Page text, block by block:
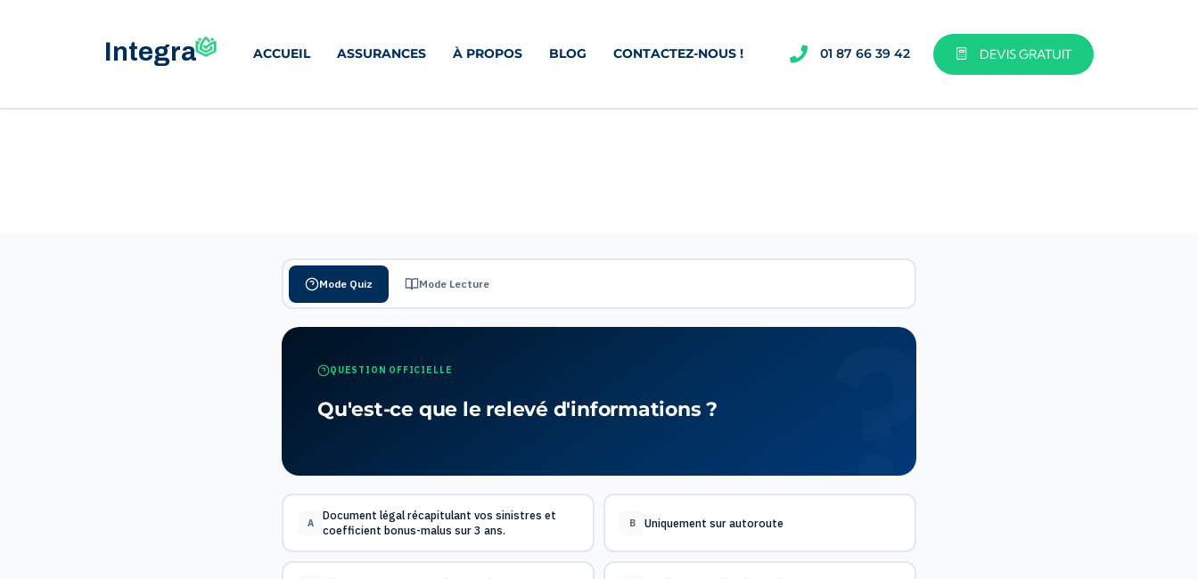
ACCUEIL ASSURANCES À PROPOS BLOG CONTACTEZ-NOUS ! 01 87 66 39 42 DEVIS GRATUIT
Mode Quiz Mode Lecture
QUESTION OFFICIELLE
Qu'est-ce que le relevé d'informations ?
A
Document légal récapitulant vos sinistres et
coefficient bonus-malus sur 3 ans.
B Uniquement sur autoroute